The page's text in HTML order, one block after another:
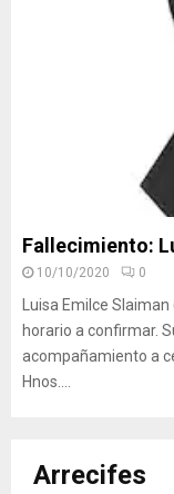
Fallecimiento:
10/10/2020 0
Luisa Emilce
horario a confirmar.
acompañamiento a
Hnos....
Arrecifes